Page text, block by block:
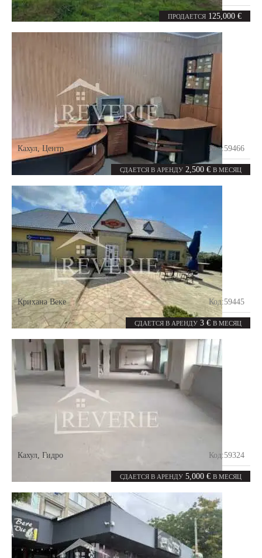
ПРОДАЕТСЯ 125,000 €
0комнат 670 m²
СДАЕТСЯ В АРЕНДУ 2,500 € В МЕСЯЦ
Кахул Центр Код:59466
6 комнат 500m²
СДАЕТСЯ В АРЕНДУ 3 € В МЕСЯЦ
Крихана Веке Код:59445
0 комнат 290m²
СДАЕТСЯ В АРЕНДУ 5,000 € В МЕСЯЦ
Кахул Гидро Код:59324
комната 1100m²